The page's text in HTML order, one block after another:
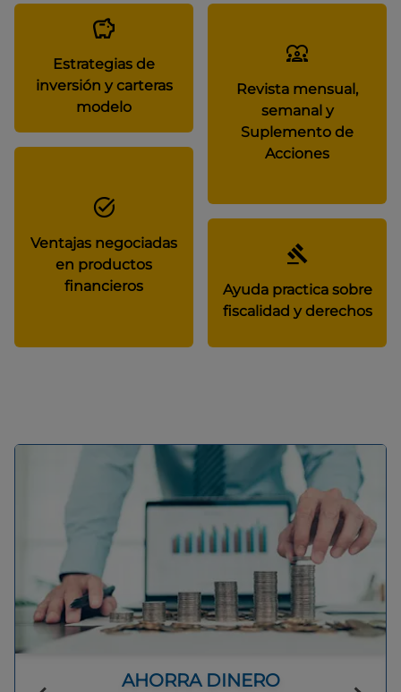
Estrategias de
inversión y carteras
modelo
Revista mensual,
semanal y
Suplemento de
Acciones
Ventajas negociadas
en productos
financieros
Ayuda practica sobre
fiscalidad y derechos
AHORRA DINERO